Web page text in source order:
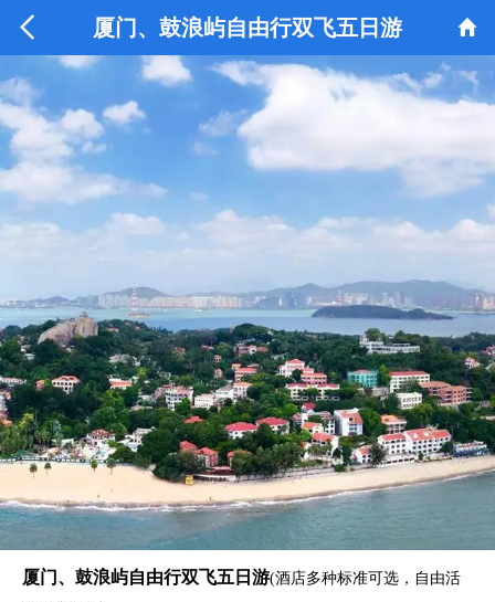
 厦门、鼓浪屿自由行双飞五日游 
厦门、鼓浪屿自由行双飞五日游(酒店多种标准可选，自由活